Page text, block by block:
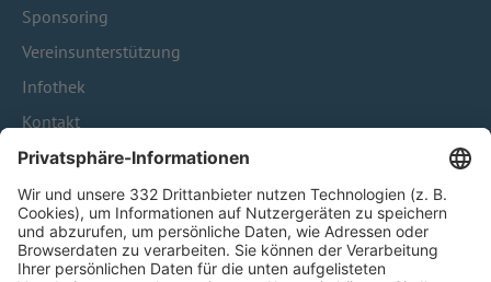
Sponsoring
Vereinsunterstützung
Infothek
Kontakt
HÄUFIG BESUCHTE SEITEN
Pässe und Vereinswechsel
Trainerausbildung